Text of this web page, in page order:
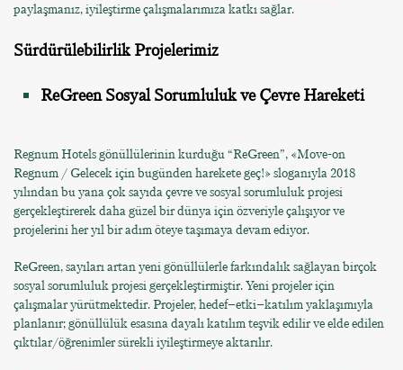
paylaşmanız, iyileştirme çalışmalarımıza katkı sağlar.
Sürdürülebilirlik Projelerimiz
ReGreen Sosyal Sorumluluk ve Çevre Hareketi
Regnum Hotels gönüllülerinin kurduğu “ReGreen”, «Move-on
Regnum / Gelecek için bugünden harekete geç!» sloganıyla 2018
yılından bu yana çok sayıda çevre ve sosyal sorumluluk projesi
gerçekleştirerek daha güzel bir dünya için özveriyle çalışıyor ve
projelerini her yıl bir adım öteye taşımaya devam ediyor.
ReGreen, sayıları artan yeni gönüllülerle farkındalık sağlayan birçok
sosyal sorumluluk projesi gerçekleştirmiştir. Yeni projeler için
çalışmalar yürütmektedir. Projeler, hedef–etki–katılım yaklaşımıyla
planlanır; gönüllülük esasına dayalı katılım teşvik edilir ve elde edilen
çıktılar/öğrenimler sürekli iyileştirmeye aktarılır.